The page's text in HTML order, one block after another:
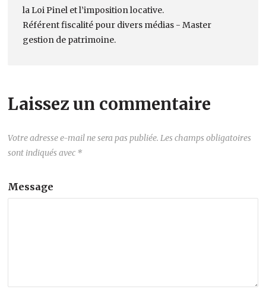
la Loi Pinel et l’imposition locative.
Référent fiscalité pour divers médias - Master
gestion de patrimoine.
Laissez un commentaire
Votre adresse e-mail ne sera pas publiée. Les champs obligatoires
sont indiqués avec *
Message